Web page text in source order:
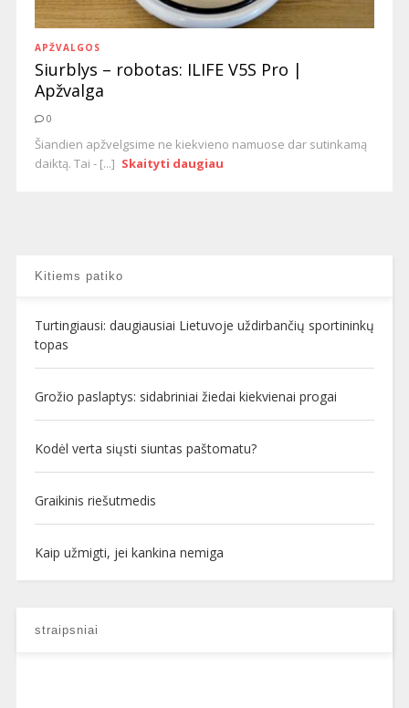
APŽVALGOS
Siurblys – robotas: ILIFE V5S Pro |
Apžvalga
0
Šiandien apžvelgsime ne kiekvieno namuose dar sutinkamą
daiktą. Tai - [...] Skaityti daugiau
Kitiems patiko
Turtingiausi: daugiausiai Lietuvoje uždirbančių sportininkų
topas
Grožio paslaptys: sidabriniai žiedai kiekvienai progai
Kodėl verta siųsti siuntas paštomatu?
Graikinis riešutmedis
Kaip užmigti, jei kankina nemiga
straipsniai